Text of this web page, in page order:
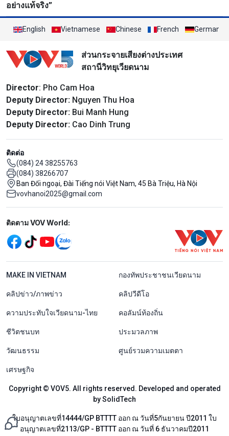
อย่างแท้จริง”
English Vietnamese Chinese French German
ส่วนกระจายเสียงต่างประเทศ
สถานีวิทยุเวียดนาม
Director: Pho Cam Hoa
Deputy Director: Nguyen Thu Hoa
Deputy Director: Bui Manh Hung
Deputy Director: Cao Dinh Trung
ติดต่อ
(084) 24 38255763
(084) 38266707
Ban Đối ngoại, Đài Tiếng nói Việt Nam, 45 Bà Triệu, Hà Nội
vovhanoi2025@gmail.com
Mạng xã hội
ติดตาม VOV World:
menu footer tiếng Thái
MAKE IN VIETNAM กองทัพประชาชนเวียดนาม
คลิปข่าว/ภาพข่าว คลิปวีดีโอ
ความประทับใจเวียดนาม-ไทย คอลัมน์ท้องถิ่น
ชีวิตชนบท ประมวลภาพ
วัฒนธรรม ศูนย์รวมความเมตตา
เศรษฐกิจ
Copyright © VOV5. All rights reserved. Developed and operated
by SolidTech
ใบอนุญาตเลขที่14444/GP BTTTT ออก ณ วันที่5กันยายน ปี2011 ใบ
อนุญาตเลขที่2113/GP - BTTTT ออก ณ วันที่ 6 ธันวาคมปี2011